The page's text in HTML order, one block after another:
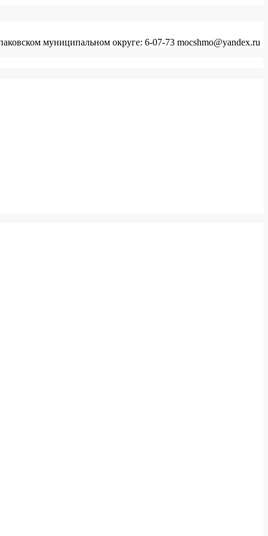
муниципальном округе: 6-07-73 mocshmo@yandex.ru